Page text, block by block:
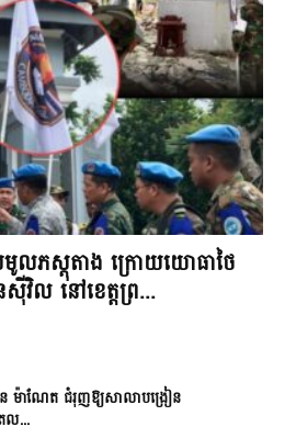
មូលភស្តុតាង ក្រោយយោធាថៃ
វិល នៅខេត្តព្រ...
ម៉ាណែត ជំរុញឱ្យសាលាបង្រៀន
ល...